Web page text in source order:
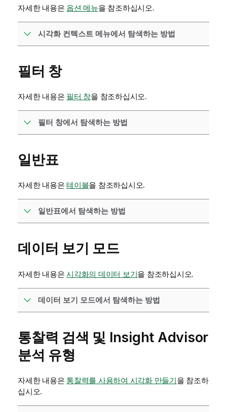
자세한 내용은 옵션 메뉴을 참조하십시오.
시각화 컨텍스트 메뉴에서 탐색하는 방법
필터 창
자세한 내용은 필터 창을 참조하십시오.
필터 창에서 탐색하는 방법
일반표
자세한 내용은 테이블을 참조하십시오.
일반표에서 탐색하는 방법
데이터 보기 모드
자세한 내용은 시각화의 데이터 보기을 참조하십시오.
데이터 보기 모드에서 탐색하는 방법
통찰력 검색 및 Insight Advisor
분석 유형
자세한 내용은 통찰력를 사용하여 시각화 만들기을 참조하
십시오.